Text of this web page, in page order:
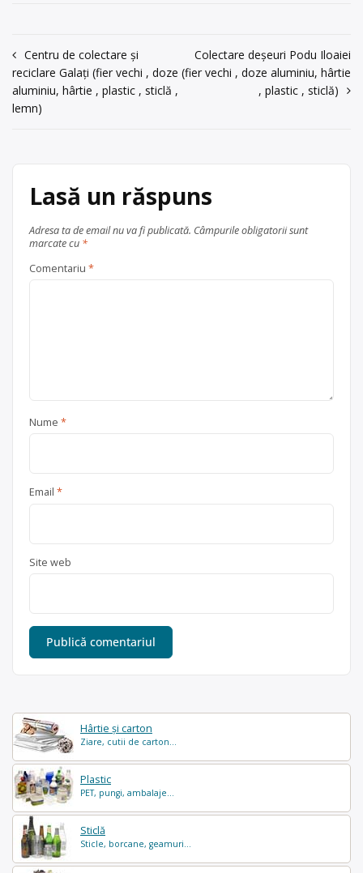
Hârtie și carton
Ziare, cutii de carton...
Plastic
PET, pungi, ambalaje...
Sticlă
Sticle, borcane, geamuri...
textile,ulei uzat , în
județul Galați
colectare în Galați, la adresa: . Sediu
social:SC ECO PROD SERVICES SRL, –
Galați Str. Combinatului, Nr.5B, Jud.
Galați CUI: RO 22025987 Tel: […]
,sticlă
Galați
județul Galați
Navigare
în
articole
Centru de colectare și
reciclare Galați (fier vechi , doze
aluminiu, hârtie , plastic , sticlă ,
lemn)
Colectare deșeuri Podu Iloaiei
(fier vechi , doze aluminiu, hârtie
, plastic , sticlă)
Lasă un răspuns
Adresa ta de email nu va fi publicată. Câmpurile obligatorii sunt
marcate cu *
Comentariu *
Nume *
Email *
Site web